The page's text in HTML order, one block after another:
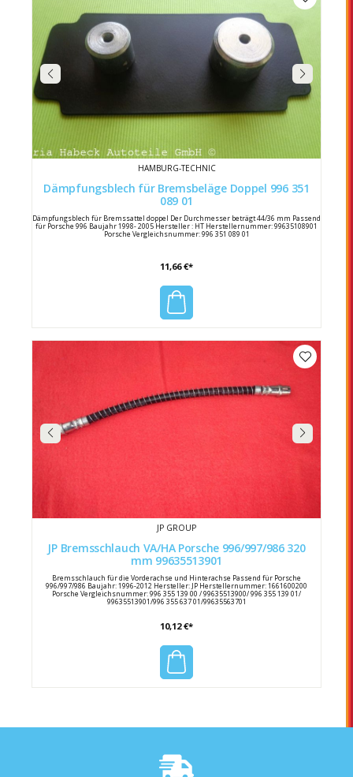
HAMBURG-TECHNIC
Dämpfungsblech für Bremsbeläge Doppel 996 351
089 01
Dämpfungsblech für Bremssattel doppel Der Durchmesser beträgt 44/36 mm Passend
für Porsche 996 Baujahr 1998- 2005 Hersteller : HT Herstellernummer: 99635108901
Porsche Vergleichsnummer: 996 351 089 01
11,66 €*
JP GROUP
JP Bremsschlauch VA/HA Porsche 996/997/986 320
mm 99635513901
Bremsschlauch für die Vorderachse und Hinterachse Passend für Porsche
996/997/986 Baujahr: 1996-2012 Hersteller: JP Herstellernummer: 1661600200
Porsche Vergleichsnummer: 996 355 139 00 / 99635513900/ 996 355 139 01/
99635513901/996 355 637 01/99635563701
10,12 €*